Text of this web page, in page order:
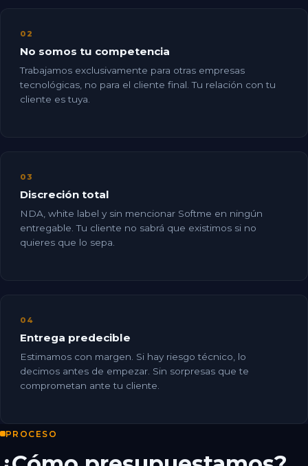
02
No somos tu competencia
Trabajamos exclusivamente para otras empresas
tecnológicas, no para el cliente final. Tu relación con tu
cliente es tuya.
03
Discreción total
NDA, white label y sin mencionar Softme en ningún
entregable. Tu cliente no sabrá que existimos si no
quieres que lo sepa.
04
Entrega predecible
Estimamos con margen. Si hay riesgo técnico, lo
decimos antes de empezar. Sin sorpresas que te
comprometan ante tu cliente.
PROCESO